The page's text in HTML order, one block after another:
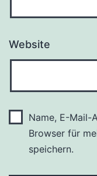
Website
Name, E-Mail-
Browser für
speichern.